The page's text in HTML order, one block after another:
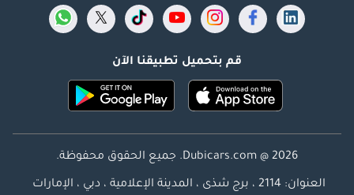
قم بتحميل تطبيقنا الآن
Dubicars.com @ 2026. جميع الحقوق محفوظة.
العنوان: 2114 ، برج شذى ، المدينة الإعلامية ، دبي ، الإمارات